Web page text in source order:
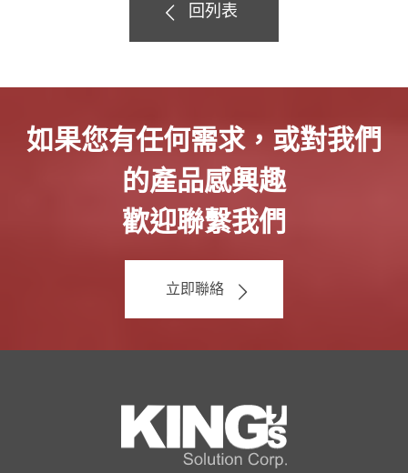
回列表
如果您有任何需求，或對我們
的產品感興趣
歡迎聯繫我們
立即聯絡